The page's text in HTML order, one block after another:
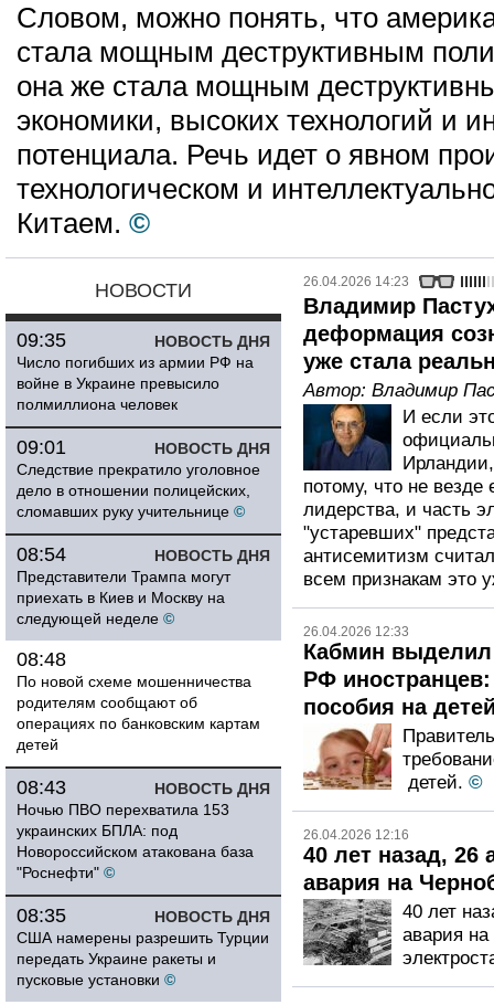
Словом, можно понять, что
стала мощным деструктивным
она же стала мощным
экономики, высоких технологий и
потенциала. Речь идет о явном
технологическом и
Китаем. ©
НОВОСТИ
НОВОСТЬ ДНЯ
09:35
Число погибших из армии РФ на
войне в Украине превысило
полмиллиона человек
НОВОСТЬ ДНЯ
09:01
Следствие прекратило уголовное
дело в отношении полицейских,
сломавших руку учительнице ©
НОВОСТЬ ДНЯ
08:54
Представители Трампа могут
приехать в Киев и Москву на
следующей неделе ©
08:48
По новой схеме мошенничества
родителям сообщают об
операциях по банковским картам
детей
НОВОСТЬ ДНЯ
08:43
Ночью ПВО перехватила 153
украинских БПЛА: под
Новороссийском атакована база
"Роснефти" ©
НОВОСТЬ ДНЯ
08:35
США намерены разрешить Турции
передать Украине ракеты и
пусковые установки ©
26.04.2026 14:23
Владимир
деформация
уже стала
Автор: Владимир
И если
потому, что не
лидерства, и часть
"устаревших"
антисемитизм
всем признакам это
26.04.2026 12:33
Кабмин выделил
РФ
пособия на
детей. ©
26.04.2026 12:16
40 лет назад, 26
авария на
40 лет
авария